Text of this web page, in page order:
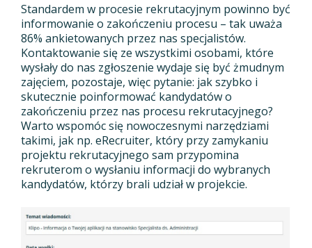
Standardem w procesie rekrutacyjnym powinno być
informowanie o zakończeniu procesu – tak uważa
86% ankietowanych przez nas specjalistów.
Kontaktowanie się ze wszystkimi osobami, które
wysłały do nas zgłoszenie wydaje się być żmudnym
zajęciem, pozostaje, więc pytanie: jak szybko i
skutecznie poinformować kandydatów o
zakończeniu przez nas procesu rekrutacyjnego?
Warto wspomóc się nowoczesnymi narzędziami
takimi, jak np. eRecruiter, który przy zamykaniu
projektu rekrutacyjnego sam przypomina
rekruterom o wysłaniu informacji do wybranych
kandydatów, którzy brali udział w projekcie.